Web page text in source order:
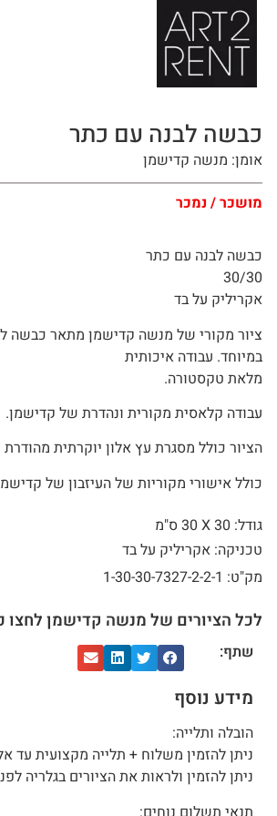
לתוכן
כבשה לבנה עם כתר
אומן: מנשה קדישמן
מושכר / נמכר
כבשה לבנה עם כתר
30/30
אקריליק על בד
ציור מקורי של מנשה קדישמן מתאר כבשה
במיוחד. עבודה איכותית
מלאת טקסטורה.
עבודה קלאסית מקורית ונהדרת של קדישמן.
הציור כולל מסגרת עץ אלון יוקרתית מהודרת
כולל אישורי מקוריות של העיזבון של
גודל: 30 X
30 ס"מ
טכניקה: אקריליק על בד
מק"ט: 1-30-30-7327-2-2-1
לכל הציורים של מנשה קדישמן לחצו
שתף:
מידע נוסף
הובלה ותלייה:
ניתן להזמין משלוח + תלייה מקצועית עד אליכם
ניתן להזמין ולראות את הציורים בגלריה